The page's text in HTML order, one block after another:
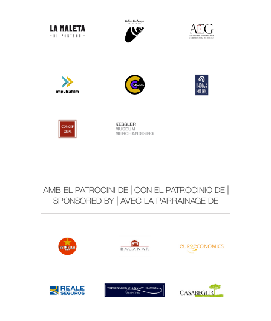
AMB EL PATROCINI DE | CON EL PATROCINIO DE |
SPONSORED BY | AVEC LA PARRAINAGE DE